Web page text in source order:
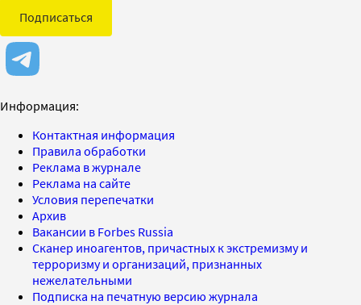
Подписаться
Информация:
Контактная информация
Правила обработки
Реклама в журнале
Реклама на сайте
Условия перепечатки
Архив
Вакансии в Forbes Russia
Сканер иноагентов, причастных к экстремизму и
терроризму и организаций, признанных
нежелательными
Подписка на печатную версию журнала